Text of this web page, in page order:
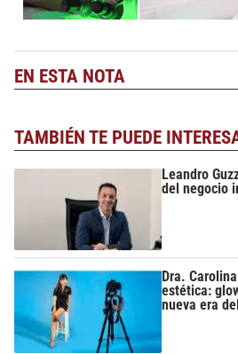
EN ESTA NOTA
TAMBIÉN TE PUEDE
Leandro
del negocio
Dra.
estética:
nueva era